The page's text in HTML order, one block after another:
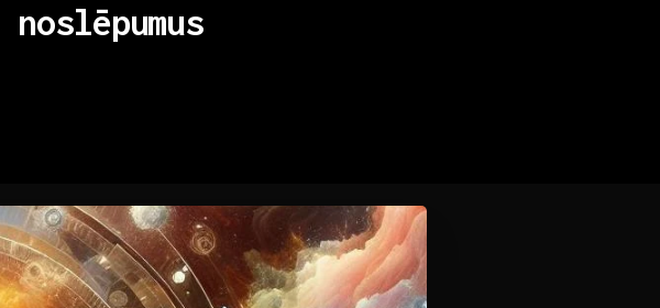
noslēpumus